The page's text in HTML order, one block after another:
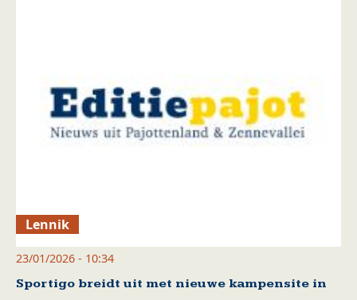
Lennik
23/01/2026 - 10:34
Sportigo breidt uit met nieuwe kampensite in